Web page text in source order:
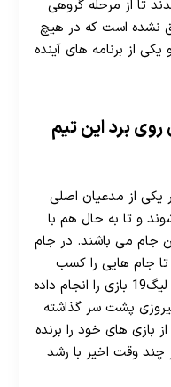
تا از مرحله گروهی
نشده است که در هیچ
از برنامه های آینده
برد این تیم
یکی از مدعیان اصلی
و تا به حال هم با
جام می باشند. در جام
جام هایی را کسب
کند. این تیم تا به حال در مسابقات لیگ19 بازی را انجام داده
10 بازی را با پیروزی پشت سر گذاشته
دهد که 53 درصد از بازی های خود را برنده
وقت اخیر با رشد